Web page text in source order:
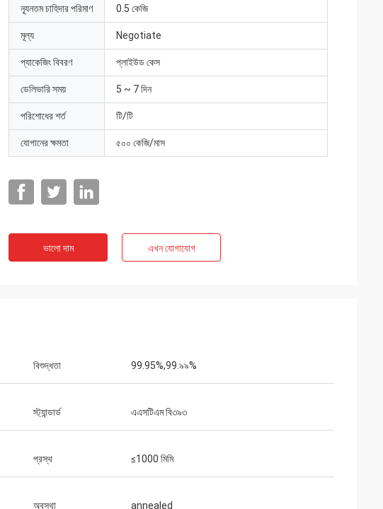
ন্যূনতম চাহিদার পরিমাণ 0.5 কেজি
মূল্য Negotiate
প্যাকেজিং বিবরণ প্লাইউড কেস
ডেলিভারি সময় 5 ~ 7 দিন
পরিশোধের শর্ত টি/টি
যোগানের ক্ষমতা ৫০০ কেজি/মাস
ভালো দাম এখন যোগাযোগ
বিশুদ্ধতা 99.95%,99.৯৯%
স্ট্যান্ডার্ড এএসটিএম বি৩৯৩
প্রস্থ ≤1000 মিমি
অবস্থা annealed